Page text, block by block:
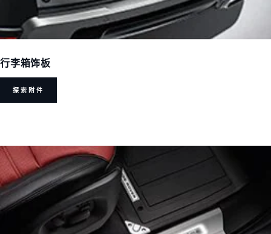
行李箱饰板
探索附件